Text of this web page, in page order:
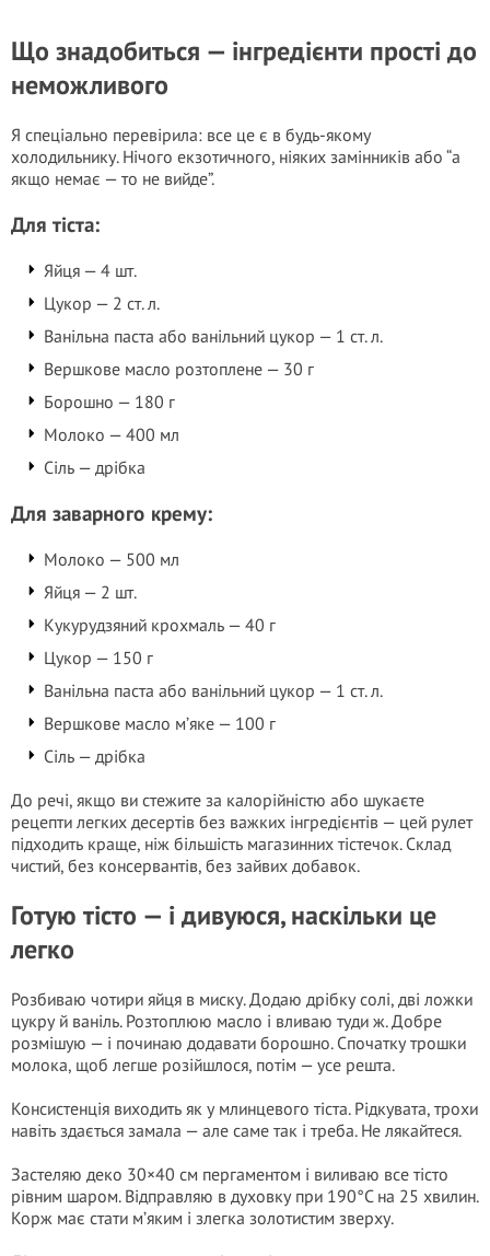
Що знадобиться — інгредієнти прості до
неможливого
Я спеціально перевірила: все це є в будь-якому
холодильнику. Нічого екзотичного, ніяких замінників або “а
якщо немає — то не вийде”.
Для тіста:
Яйця — 4 шт.
Цукор — 2 ст. л.
Ванільна паста або ванільний цукор — 1 ст. л.
Вершкове масло розтоплене — 30 г
Борошно — 180 г
Молоко — 400 мл
Сіль — дрібка
Для заварного крему:
Молоко — 500 мл
Яйця — 2 шт.
Кукурудзяний крохмаль — 40 г
Цукор — 150 г
Ванільна паста або ванільний цукор — 1 ст. л.
Вершкове масло м’яке — 100 г
Сіль — дрібка
До речі, якщо ви стежите за калорійністю або шукаєте
рецепти легких десертів без важких інгредієнтів — цей рулет
підходить краще, ніж більшість магазинних тістечок. Склад
чистий, без консервантів, без зайвих добавок.
Готую тісто — і дивуюся, наскільки це
легко
Розбиваю чотири яйця в миску. Додаю дрібку солі, дві ложки
цукру й ваніль. Розтоплюю масло і вливаю туди ж. Добре
розмішую — і починаю додавати борошно. Спочатку трошки
молока, щоб легше розійшлося, потім — усе решта.
Консистенція виходить як у млинцевого тіста. Рідкувата, трохи
навіть здається замала — але саме так і треба. Не лякайтеся.
Застеляю деко 30×40 см пергаментом і виливаю все тісто
рівним шаром. Відправляю в духовку при 190°C на 25 хвилин.
Корж має стати м’яким і злегка золотистим зверху.